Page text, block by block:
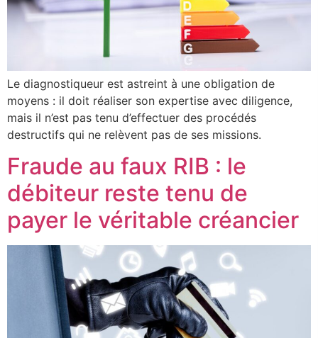
Le diagnostiqueur est astreint à une obligation de
moyens : il doit réaliser son expertise avec diligence,
mais il n’est pas tenu d’effectuer des procédés
destructifs qui ne relèvent pas de ses missions.
Fraude au faux RIB : le
débiteur reste tenu de
payer le véritable créancier